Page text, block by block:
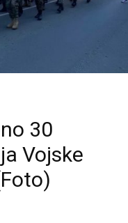
30
Vojske